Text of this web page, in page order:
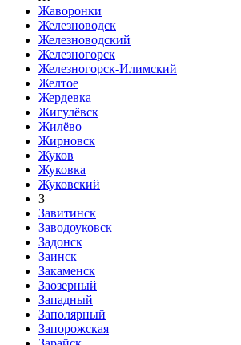
Жаворонки
Железноводск
Железноводский
Железногорск
Железногорск-Илимский
Желтое
Жердевка
Жигулёвск
Жилёво
Жирновск
Жуков
Жуковка
Жуковский
З
Завитинск
Заводоуковск
Задонск
Заинск
Закаменск
Заозерный
Западный
Заполярный
Запорожская